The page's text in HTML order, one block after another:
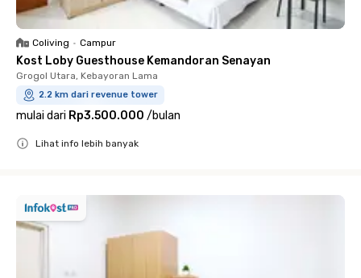
Coliving • Campur
Kost Loby Guesthouse Kemandoran Senayan
Grogol Utara, Kebayoran Lama
2.2 km dari revenue tower
mulai dari Rp3.500.000 /bulan
Lihat info lebih banyak